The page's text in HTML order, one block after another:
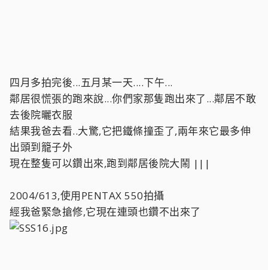
四月多拍完後...五月某一天....下午...
鄰居很慌張的跑來說...你們家那隻跑出來了...鄰居不敢
去後院曬衣服
結果我爸去看..大驚,它把鐵條撞歪了,兩年來它最多伸
出頭到籠子外
現在整隻可以鑽出來,跑到鄰居後院大鬧 |||
2004/613,使用PENTAX 550拍攝
經我爸緊急搶修,它現在連頭也鑽不出來了